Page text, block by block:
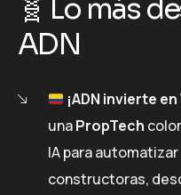
🧬 Lo más
ADN
¡ADN invierte
unaPropTech
IA para
constructoras,